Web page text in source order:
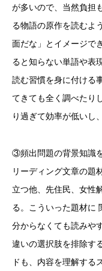
が多いので、当然負担
る物語の原作を読むよ
面だな」とイメージで
ると知らない単語や表
読む習慣を身に付ける
てきても全く調べたり
り過ぎて効率が低いし
③頻出問題の背景知識
リーディング文章の題
立つ他、先住民、女性
る。こういった題材に
分からなくても読みや
違いの選択肢を排除す
ドも、内容を理解する